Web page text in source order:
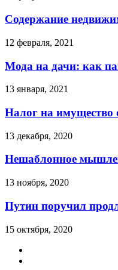
Содержание
12 февраля, 2021
Мода на дачи: как
13 января, 2021
Налог на имущество
13 декабря, 2020
Нешаблонное
13 ноября, 2020
Путин поручил
15 октября, 2020